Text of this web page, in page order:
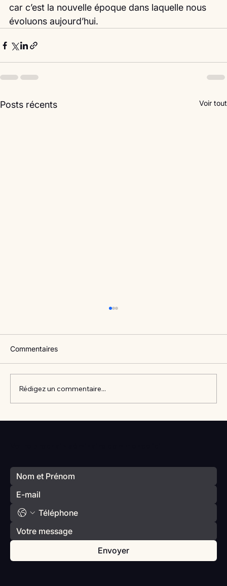
car c’est la nouvelle époque dans laquelle nous
évoluons aujourd’hui.
Posts récents Voir tout
Commentaires
Rédigez un commentaire...
Envoyer